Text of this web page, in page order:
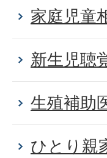
家庭児童
新生児聴
生殖補助
ひとり親